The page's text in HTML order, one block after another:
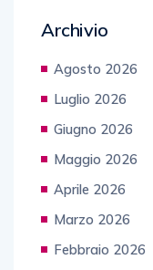
Archivio
Agosto 2026
Luglio 2026
Giugno 2026
Maggio 2026
Aprile 2026
Marzo 2026
Febbraio 2026